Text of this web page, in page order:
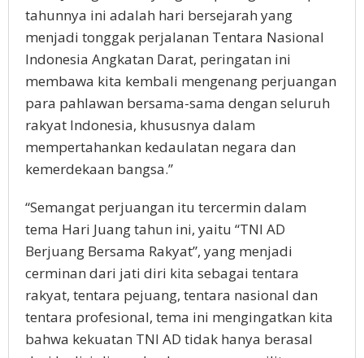
tahunnya ini adalah hari bersejarah yang
menjadi tonggak perjalanan Tentara Nasional
Indonesia Angkatan Darat, peringatan ini
membawa kita kembali mengenang perjuangan
para pahlawan bersama-sama dengan seluruh
rakyat Indonesia, khususnya dalam
mempertahankan kedaulatan negara dan
kemerdekaan bangsa.”
“Semangat perjuangan itu tercermin dalam
tema Hari Juang tahun ini, yaitu “TNI AD
Berjuang Bersama Rakyat”, yang menjadi
cerminan dari jati diri kita sebagai tentara
rakyat, tentara pejuang, tentara nasional dan
tentara profesional, tema ini mengingatkan kita
bahwa kekuatan TNI AD tidak hanya berasal